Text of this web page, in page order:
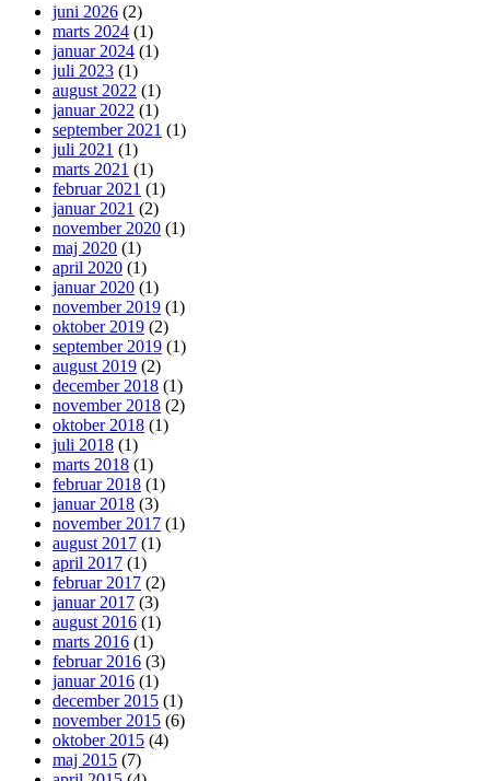
juni 2026 (2)
marts 2024 (1)
januar 2024 (1)
juli 2023 (1)
august 2022 (1)
januar 2022 (1)
september 2021 (1)
juli 2021 (1)
marts 2021 (1)
februar 2021 (1)
januar 2021 (2)
november 2020 (1)
maj 2020 (1)
april 2020 (1)
januar 2020 (1)
november 2019 (1)
oktober 2019 (2)
september 2019 (1)
august 2019 (2)
december 2018 (1)
november 2018 (2)
oktober 2018 (1)
juli 2018 (1)
marts 2018 (1)
februar 2018 (1)
januar 2018 (3)
november 2017 (1)
august 2017 (1)
april 2017 (1)
februar 2017 (2)
januar 2017 (3)
august 2016 (1)
marts 2016 (1)
februar 2016 (3)
januar 2016 (1)
december 2015 (1)
november 2015 (6)
oktober 2015 (4)
maj 2015 (7)